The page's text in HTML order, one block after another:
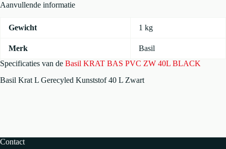
Specificaties van de Basil KRAT BAS PVC ZW 40L BLACK
Basil Krat L Gerecyled Kunststof 40 L Zwart
Aanvullende informatie
Gewicht 1 kg
Merk Basil
Contact